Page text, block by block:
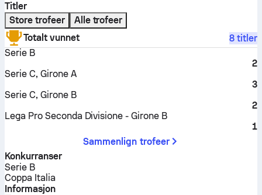
Titler
Store trofeer
Alle trofeer
Totalt vunnet
8 titler
Serie B
2
Serie C, Girone A
3
Serie C, Girone B
2
Lega Pro Seconda Divisione - Girone B
1
Sammenlign trofeer
Konkurranser
Serie B
Coppa Italia
Informasjon